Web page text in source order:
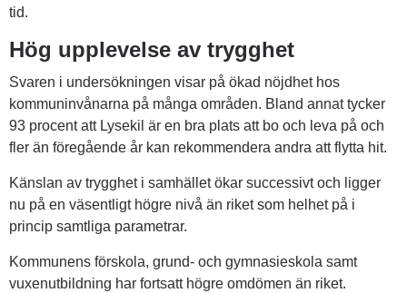
tid.
Hög upplevelse av trygghet
Svaren i undersökningen visar på ökad nöjdhet hos
kommuninvånarna på många områden. Bland annat tycker
93 procent att Lysekil är en bra plats att bo och leva på och
fler än föregående år kan rekommendera andra att flytta hit.
Känslan av trygghet i samhället ökar successivt och ligger
nu på en väsentligt högre nivå än riket som helhet på i
princip samtliga parametrar.
Kommunens förskola, grund- och gymnasieskola samt
vuxenutbildning har fortsatt högre omdömen än riket.